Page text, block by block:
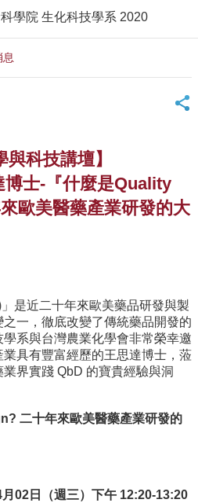
學院 生化科技學系 2020
與科技講壇】
博士-『什麼是Quality
歐美醫藥產業研發的大
是近二十年來歐美藥品研發與製
一，徹底改變了傳統藥品開發的
系與台灣農業化學會非常榮幸邀
具有豐富經歷的王思達博士，蒞
界實踐 QbD 的寶貴經驗與洞
二十年來歐美醫藥產業研發的
月 02 日（週三）下午 12:20-13:20